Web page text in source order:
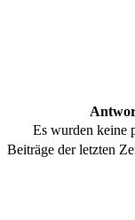
Es wurden keine
Beiträge der letzten